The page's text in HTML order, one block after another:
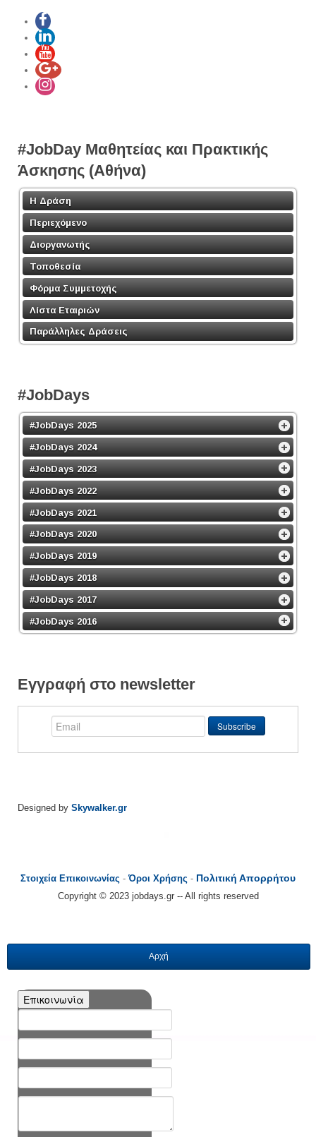
#JobDay Μαθητείας και Πρακτικής
Άσκησης (Αθήνα)
Η Δράση
Περιεχόμενο
Διοργανωτής
Τοποθεσία
Φόρμα Συμμετοχής
Λίστα Εταιριών
Παράλληλες Δράσεις
#JobDays
#JobDays 2025
#JobDays 2024
#JobDays 2023
#JobDays 2022
#JobDays 2021
#JobDays 2020
#JobDays 2019
#JobDays 2018
#JobDays 2017
#JobDays 2016
Εγγραφή στο newsletter
Designed by Skywalker.gr
Στοιχεία Επικοινωνίας -Όροι Χρήσης - Πολιτική Απορρήτου
Copyright © 2023 jobdays.gr -- All rights reserved
Αρχή